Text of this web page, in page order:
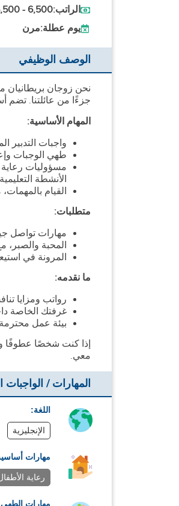
الراتب:- 6,500
يوم عطلة:مرن
الوصف الوظيفي
نحن زوجان
جزءًا من عائلتنا. تضم
المهام الأساسية:
واجبات
طهي الوجبات
مسؤوليات رعاية
الأنشطة
القيام
متطلبات:
مهارات تواصل
المحبة والصبر،
المرونة في
ما نقدمه:
رواتب ومزايا
غرفتك الخاصة
بيئة عمل
إذا كنت شخصًا عطوفًا
معي.
المهارات / الواجبات
اللغة:
الإنجليزية
مهارات
رعاية
مهارات